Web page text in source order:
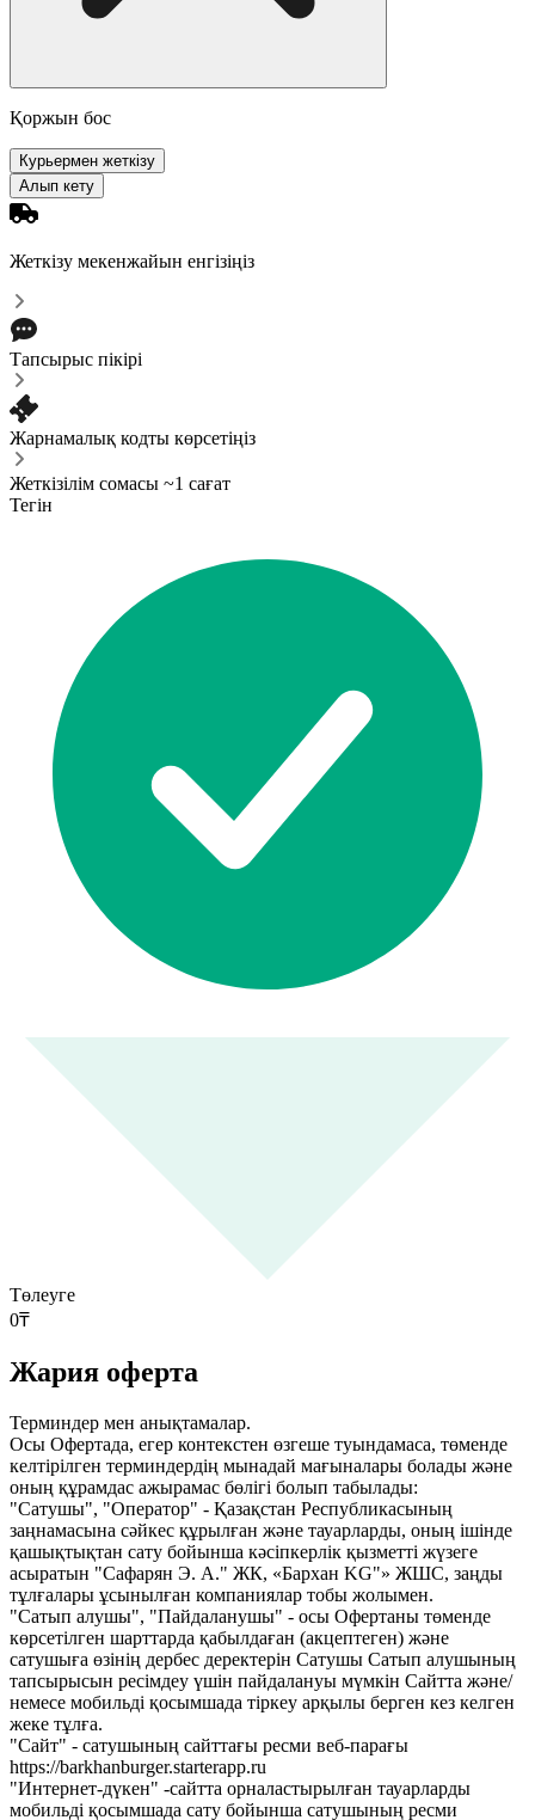
Қоржын бос
Курьермен жеткізу
Алып кету
Жеткізу мекенжайын енгізіңіз
Тапсырыс пікірі
Жарнамалық кодты көрсетіңіз
Жеткізілім сомасы ~1 сағат
Тегін
Төлеуге
0₸
Жария оферта
Терминдер мен анықтамалар.
Осы Офертада, егер контекстен өзгеше туындамаса, төменде
келтірілген терминдердің мынадай мағыналары болады және
оның құрамдас ажырамас бөлігі болып табылады:
"Сатушы", "Оператор" - Қазақстан Республикасының
заңнамасына сәйкес құрылған және тауарларды, оның ішінде
қашықтықтан сату бойынша кәсіпкерлік қызметті жүзеге
асыратын "Сафарян Э. А." ЖК, «Бархан KG"» ЖШС, заңды
тұлғалары ұсынылған компаниялар тобы жолымен.
"Сатып алушы", "Пайдаланушы" - осы Офертаны төменде
көрсетілген шарттарда қабылдаған (акцептеген) және
сатушыға өзінің дербес деректерін Сатушы Сатып алушының
тапсырысын ресімдеу үшін пайдалануы мүмкін Сайтта және/
немесе мобильді қосымшада тіркеу арқылы берген кез келген
жеке тұлға.
"Сайт" - сатушының сайттағы ресми веб-парағы
https://barkhanburger.starterapp.ru
"Интернет-дүкен" -сайтта орналастырылған тауарларды
мобильді қосымшада сату бойынша сатушының ресми